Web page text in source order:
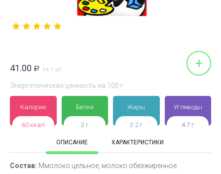
41.00 Р за 1 шт +
Энергетическая ценность на 100 г
Калории
60 ккал
Белки
3 г
Жиры
3.2 г
Углеводы
4.7 г
ОПИСАНИЕ ХАРАКТЕРИСТИКИ
Состав: Ммолоко цельное, молоко обезжиренное.